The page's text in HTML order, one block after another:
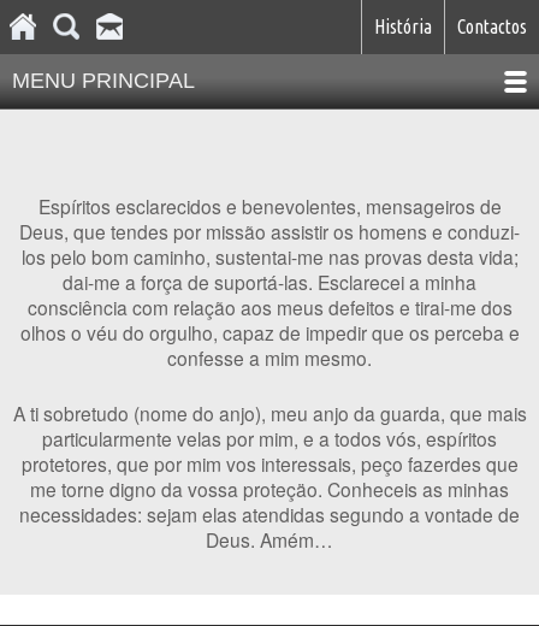
História Contactos
MENU PRINCIPAL
Espíritos esclarecidos e benevolentes, mensageiros de
Deus, que tendes por missão assistir os homens e conduzi-
los pelo bom caminho, sustentai-me nas provas desta vida;
dai-me a força de suportá-las. Esclarecei a minha
consciência com relação aos meus defeitos e tirai-me dos
olhos o véu do orgulho, capaz de impedir que os perceba e
confesse a mim mesmo.
A ti sobretudo (nome do anjo), meu anjo da guarda, que mais
particularmente velas por mim, e a todos vós, espíritos
protetores, que por mim vos interessais, peço fazerdes que
me torne digno da vossa proteçäo. Conheceis as minhas
necessidades: sejam elas atendidas segundo a vontade de
Deus. Amém…